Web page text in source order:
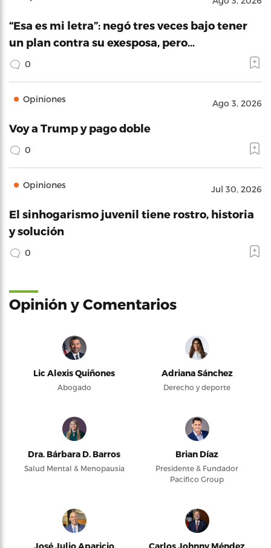
“Esa es mi letra”: negó tres veces bajo tener
un plan contra su exesposa, pero…
0
Opiniones Ago 3, 2026
Voy a Trump y pago doble
0
Opiniones Jul 30, 2026
El sinhogarismo juvenil tiene rostro, historia
y solución
0
Opinión y Comentarios
Lic Alexis Quiñones
Abogado
Adriana Sánchez
Derecho y deporte
Dra. Bárbara D. Barros
Salud Mental & Menopausia
Brian Díaz
Presidente & Fundador
Pacifico Group
José Julio Aparicio
Carlos Johnny Méndez